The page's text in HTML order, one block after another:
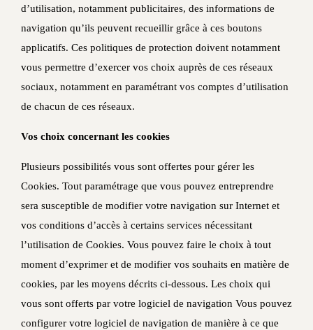
d’utilisation, notamment publicitaires, des informations de
navigation qu’ils peuvent recueillir grâce à ces boutons
applicatifs. Ces politiques de protection doivent notamment
vous permettre d’exercer vos choix auprès de ces réseaux
sociaux, notamment en paramétrant vos comptes d’utilisation
de chacun de ces réseaux.
Vos choix concernant les cookies
Plusieurs possibilités vous sont offertes pour gérer les
Cookies. Tout paramétrage que vous pouvez entreprendre
sera susceptible de modifier votre navigation sur Internet et
vos conditions d’accès à certains services nécessitant
l’utilisation de Cookies. Vous pouvez faire le choix à tout
moment d’exprimer et de modifier vos souhaits en matière de
cookies, par les moyens décrits ci-dessous. Les choix qui
vous sont offerts par votre logiciel de navigation Vous pouvez
configurer votre logiciel de navigation de manière à ce que